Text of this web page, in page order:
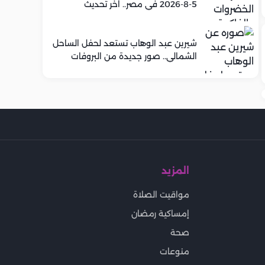
5-8-2026 في مصر.. اخر تحديث
شيرين عبد الوهاب تستعد لحفل الساحل
الشمالي.. صور جديدة من البروفات
المزيد
مواقيت الصلاة
إمساكية رمضان
صحة
منوعات